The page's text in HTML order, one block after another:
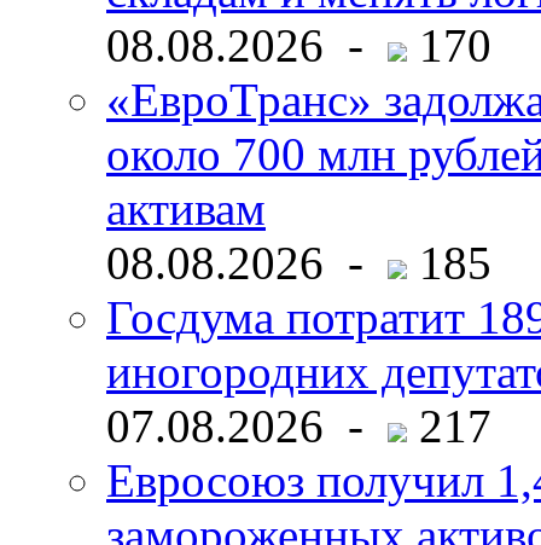
08.08.2026 -
170
«ЕвроТранс»
около 700 млн
активам
08.08.2026 -
185
Госдума потратит
иногородних
07.08.2026 -
217
Евросоюз получил